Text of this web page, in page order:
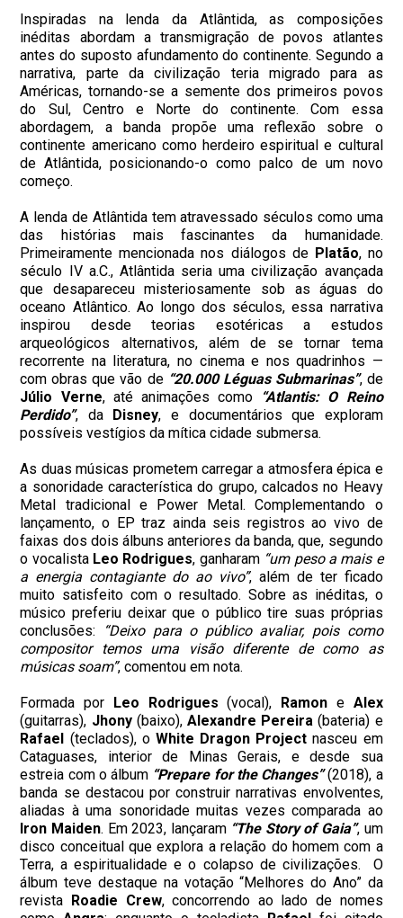
Inspiradas na lenda da Atlântida, as composições
inéditas abordam a transmigração de povos atlantes
antes do suposto afundamento do continente. Segundo a
narrativa, parte da civilização teria migrado para as
Américas, tornando-se a semente dos primeiros povos
do Sul, Centro e Norte do continente. Com essa
abordagem, a banda propõe uma reflexão sobre o
continente americano como herdeiro espiritual e cultural
de Atlântida, posicionando-o como palco de um novo
começo.
A lenda de Atlântida tem atravessado séculos como uma
das histórias mais fascinantes da humanidade.
Primeiramente mencionada nos diálogos de Platão, no
século IV a.C., Atlântida seria uma civilização avançada
que desapareceu misteriosamente sob as águas do
oceano Atlântico. Ao longo dos séculos, essa narrativa
inspirou desde teorias esotéricas a estudos
arqueológicos alternativos, além de se tornar tema
recorrente na literatura, no cinema e nos quadrinhos —
com obras que vão de “20.000 Léguas Submarinas”, de
Júlio Verne, até animações como
“Atlantis: O Reino
Perdido”, da Disney, e documentários que exploram
possíveis vestígios da mítica cidade submersa.
As duas músicas prometem carregar a atmosfera épica e
a sonoridade característica do grupo, calcados no Heavy
Metal tradicional e Power Metal. Complementando o
lançamento, o EP traz ainda seis registros ao vivo de
faixas dos dois álbuns anteriores da banda, que, segundo
o vocalista Leo Rodrigues, ganharam “um peso a mais e
a energia contagiante do ao vivo”, além de ter ficado
muito satisfeito com o resultado. Sobre as inéditas, o
músico preferiu deixar que o público tire suas próprias
conclusões:
“Deixo para o público avaliar, pois como
compositor temos uma visão diferente de como as
músicas soam”, comentou em nota.
Formada por Leo Rodrigues (vocal), Ramon e Alex
(guitarras), Jhony(baixo),Alexandre Pereira (bateria) e
Rafael (teclados), o White Dragon Project nasceu em
Cataguases, interior de Minas Gerais, e desde sua
estreia com o álbum “Prepare for the Changes”(2018), a
banda se destacou por construir narrativas envolventes,
aliadas à uma sonoridade muitas vezes comparada ao
Iron Maiden. Em 2023, lançaram “The Story of Gaia”, um
disco conceitual que explora a relação do homem com a
Terra, a espiritualidade e o colapso de civilizações. O
álbum teve destaque na votação “Melhores do Ano” da
revista Roadie Crew, concorrendo ao lado de nomes